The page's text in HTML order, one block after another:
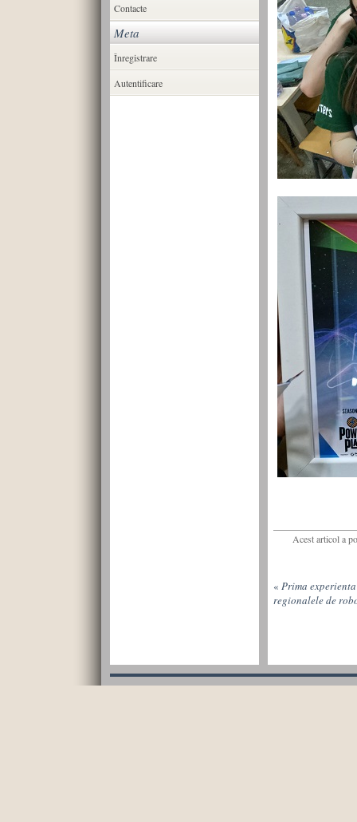
Acest articol a
« Prima
regionalele de
Contacte
Meta
Înregistrare
Autentificare